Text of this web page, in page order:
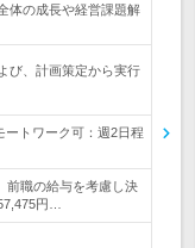
体の成長や経営課題解
び、計画策定から実行
トワーク可：週2日程
前職の給与を考慮し決
円…